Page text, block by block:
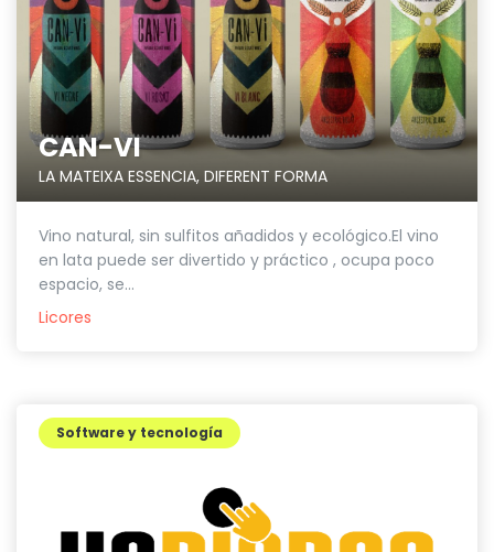
CAN-VI
LA MATEIXA ESSENCIA, DIFERENT FORMA
Vino natural, sin sulfitos añadidos y ecológico.El vino
en lata puede ser divertido y práctico , ocupa poco
espacio, se...
Licores
Software y tecnología